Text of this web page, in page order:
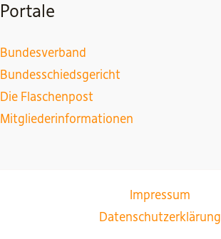
Portale
Bundesverband
Bundesschiedsgericht
Die Flaschenpost
Mitgliederinformationen
Impressum
Datenschutzerklärung